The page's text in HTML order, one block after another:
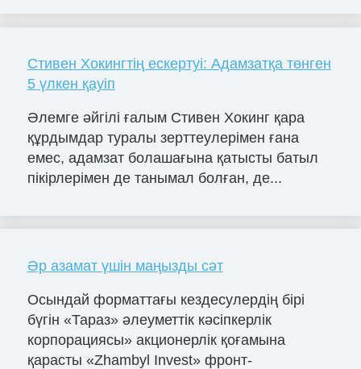
Стивен Хокингтің ескертуі: Адамзатқа төнген
5 үлкен қауіп
Әлемге әйгілі ғалым Стивен Хокинг қара
құрдымдар туралы зерттеулерімен ғана
емес, адамзат болашағына қатысты батыл
пікірлерімен де танымал болған, де...
Әр азамат үшін маңызды сәт
Осындай форматтағы кездесулердің бірі
бүгін «Тараз» әлеуметтік кәсіпкерлік
корпорациясы» акционерлік қоғамына
қарасты «Zhambyl Invest» фронт-